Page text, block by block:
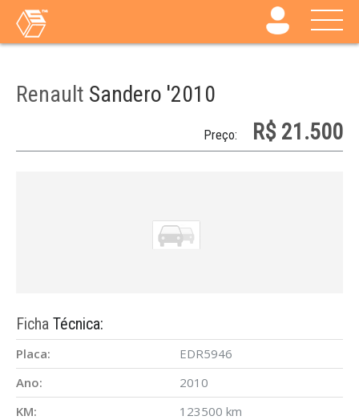
Renault Sandero '2010
Preço: R$ 21.500
Ficha Técnica:
Placa:
EDR5946
Ano:
2010
KM:
123500 km